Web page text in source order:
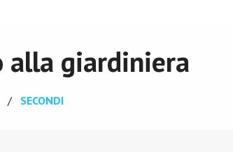
alla giardiniera
SECONDI